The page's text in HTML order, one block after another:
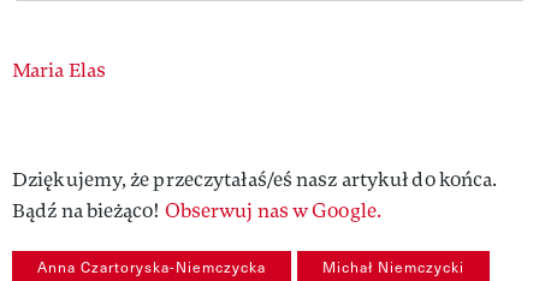
Authors
Maria Elas
Dziękujemy, że przeczytałaś/eś nasz artykuł do końca.
Bądź na bieżąco! Obserwuj nas w Google.
Anna Czartoryska-Niemczycka Michał Niemczycki